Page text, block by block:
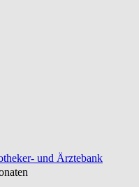
und Ärztebank